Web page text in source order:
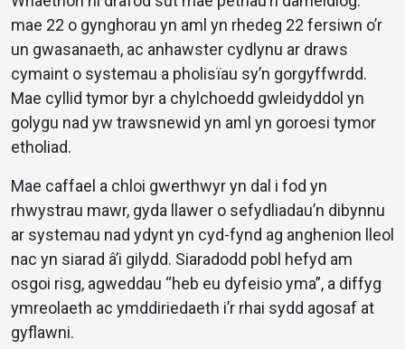
mae 22 o gynghorau yn aml yn rhedeg 22 fersiwn o’r
un gwasanaeth, ac anhawster cydlynu ar draws
cymaint o systemau a pholisïau sy’n gorgyffwrdd.
Mae cyllid tymor byr a chylchoedd gwleidyddol yn
golygu nad yw trawsnewid yn aml yn goroesi tymor
etholiad.
Mae caffael a chloi gwerthwyr yn dal i fod yn
rhwystrau mawr, gyda llawer o sefydliadau’n dibynnu
ar systemau nad ydynt yn cyd-fynd ag anghenion lleol
nac yn siarad â’i gilydd. Siaradodd pobl hefyd am
osgoi risg, agweddau “heb eu dyfeisio yma”, a diffyg
ymreolaeth ac ymddiriedaeth i’r rhai sydd agosaf at
gyflawni.